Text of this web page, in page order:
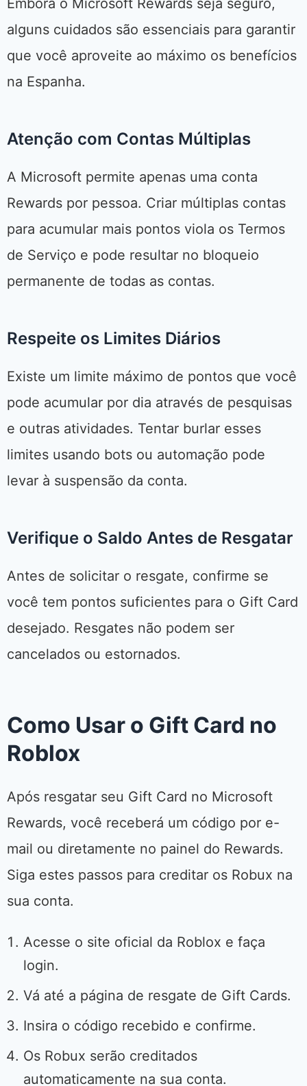
Embora o Microsoft Rewards seja seguro,
alguns cuidados são essenciais para garantir
que você aproveite ao máximo os benefícios
na Espanha.
Atenção com Contas Múltiplas
A Microsoft permite apenas uma conta
Rewards por pessoa. Criar múltiplas contas
para acumular mais pontos viola os Termos
de Serviço e pode resultar no bloqueio
permanente de todas as contas.
Respeite os Limites Diários
Existe um limite máximo de pontos que você
pode acumular por dia através de pesquisas
e outras atividades. Tentar burlar esses
limites usando bots ou automação pode
levar à suspensão da conta.
Verifique o Saldo Antes de Resgatar
Antes de solicitar o resgate, confirme se
você tem pontos suficientes para o Gift Card
desejado. Resgates não podem ser
cancelados ou estornados.
Como Usar o Gift Card no
Roblox
Após resgatar seu Gift Card no Microsoft
Rewards, você receberá um código por e-
mail ou diretamente no painel do Rewards.
Siga estes passos para creditar os Robux na
sua conta.
Acesse o site oficial da Roblox e faça
login.
Vá até a página de resgate de Gift Cards.
Insira o código recebido e confirme.
Os Robux serão creditados
automaticamente na sua conta.